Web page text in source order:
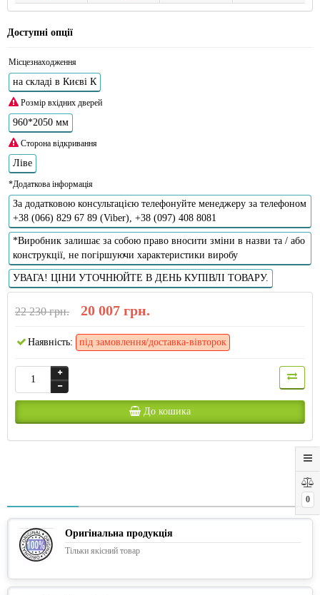
0
Доступні опції
Місцезнаходження
на складі в Києві К
Розмір вхідних дверей
960*2050 мм
Сторона відкривання
Ліве
*Додаткова інформація
За додатковою консультацією телефонуйте менеджеру за телефоном
+38 (066) 829 67 89 (Viber), +38 (097) 408 8081
*Виробник залишає за собою право вносити зміни в назви та / або
конструкції, не погіршуючи характеристики виробу
УВАГА! ЦІНИ УТОЧНЮЙТЕ В ДЕНЬ КУПІВЛІ ТОВАРУ.
22 230 грн. 20 007 грн.
Наявність: під замовлення/доставка-вівторок
До кошика
Оригінальна продукція
Тільки якісний товар